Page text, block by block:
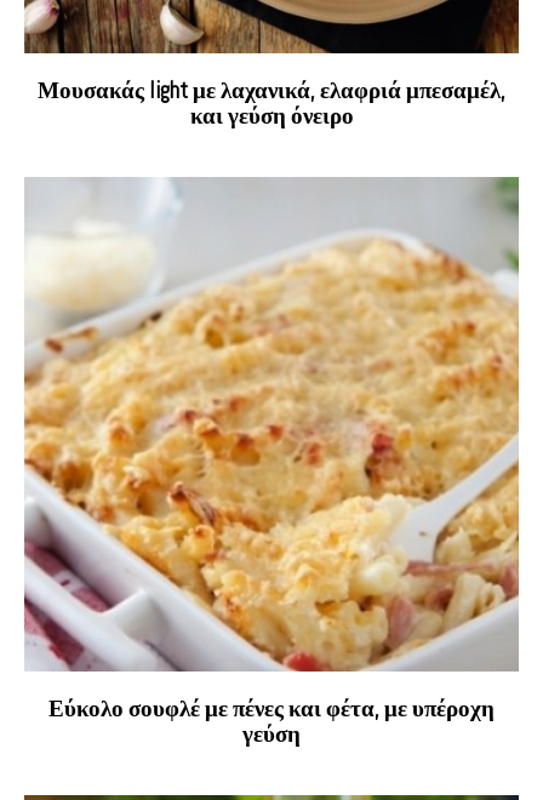
Μουσακάς light με λαχανικά, ελαφριά μπεσαμέλ,
και γεύση όνειρο
Εύκολο σουφλέ με πένες και φέτα, με υπέροχη
γεύση